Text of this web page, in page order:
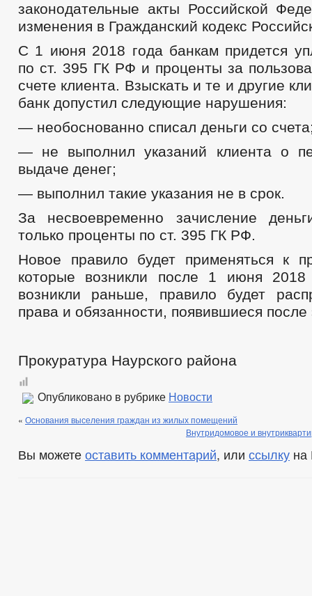
законодательные акты Российской
изменения в Гражданский кодекс
С 1 июня 2018 года банкам придется
по ст. 395 ГК РФ и проценты за
счете клиента. Взыскать и те и другие
банк допустил следующие нарушения:
— необоснованно списал деньги со
— не выполнил указаний клиента о
выдаче денег;
— выполнил такие указания не в срок.
За несвоевременно зачисление
только проценты по ст. 395 ГК РФ.
Новое правило будет применяться к
которые возникли после 1 июня
возникли раньше, правило будет
права и обязанности, появившиеся
Прокуратура Наурского района
Опубликовано в рубрике Новости
« Основания выселения граждан из жилых помещений
Внутридомовое и
Вы можете оставить комментарий, или ссылку на